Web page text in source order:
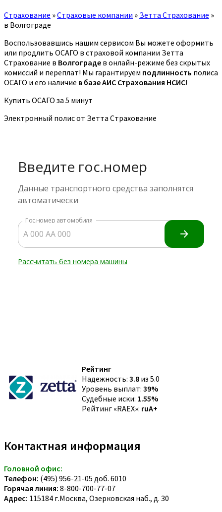
Страхование »Страховые компании » Зетта Страхование »
в Волгограде
Воспользовавшись нашим сервисом Вы можете оформить
или продлить ОСАГО в страховой компании Зетта
Страхование в Волгограде в онлайн-режиме без скрытых
комиссий и переплат! Мы гарантируем подлинность полиса
ОСАГО и его наличие в базе АИС Страхования НСИС!
Купить ОСАГО за 5 минут
Электронный полис от Зетта Страхование
Рейтинг
Надежность: 3.8 из 5.0
Уровень выплат: 39%
Судебные иски: 1.55%
Рейтинг «RAEX»: ruA+
Контактная информация
Головной офис:
Телефон: (495) 956-21-05 доб. 6010
Горячая линия: 8-800-700-77-07
Адрес: 115184 г.Москва, Озерковская наб., д. 30